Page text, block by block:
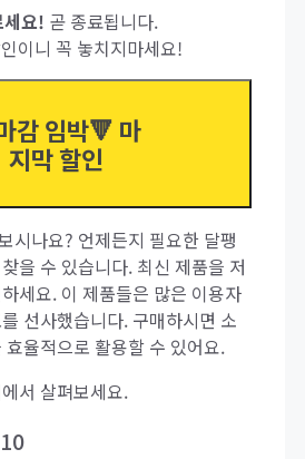
세요! 곧 종료됩니다.
이니 꼭 놓치지마세요!
감 임박🔻 마
지막 할인
시나요? 언제든지 필요한 달팽
을 수 있습니다. 최신 제품을 저
세요. 이 제품들은 많은 이용자
선사했습니다. 구매하시면 소
율적으로 활용할 수 있어요.
서 살펴보세요.